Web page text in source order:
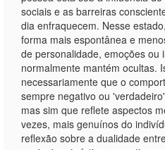
sociais e as barreiras
dia enfraquecem. Nesse
forma mais espontânea e
de personalidade, emoções ou
normalmente mantém ocultas.
necessariamente que o
sempre negativo ou
mas sim que reflete aspectos
vezes, mais genuínos do
reflexão sobre a dualidade